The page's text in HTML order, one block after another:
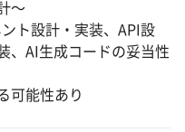
〜
ト設計・実装、API設
、AI生成コードの妥当性
可能性あり